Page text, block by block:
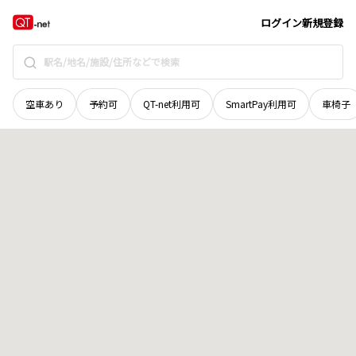
ログイン新規登録
空車あり 予約可 QT-net利用可 SmartPay利用可 車椅子
岩手県